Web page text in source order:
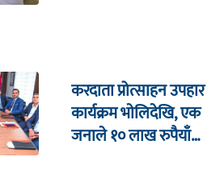
करदाता प्रोत्साहन उपहार
कार्यक्रम भाेलिदेखि, एक
जनाले १० लाख रुपैयाँ